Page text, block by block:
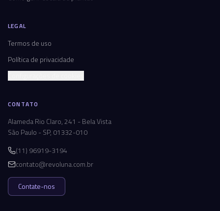
LEGAL
Termos de uso
Política de privacidade
CONTATO
Alameda Rio Claro, 241 - Bela Vista
São Paulo - SP, 01332-010
(11) 96919-3194
contato@revoluna.com.br
Contate-nos